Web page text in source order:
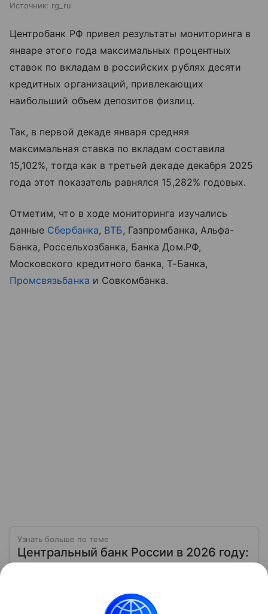
Источник: rg_ru
Центробанк РФ привел результаты мониторинга в
январе этого года максимальных процентных
ставок по вкладам в российских рублях десяти
кредитных организаций, привлекающих
наибольший объем депозитов физлиц.
Так, в первой декаде января средняя
максимальная ставка по вкладам составила
15,102%, тогда как в третьей декаде декабря 2025
года этот показатель равнялся 15,282% годовых.
Отметим, что в ходе мониторинга изучались
данные Сбербанка, ВТБ, Газпромбанка, Альфа-
Банка, Россельхозбанка, Банка Дом.РФ,
Московского кредитного банка, Т-Банка,
Промсвязьбанка и Совкомбанка.
Узнать больше по теме
Центральный банк России в 2026 году:
Главное финансовое учреждение нашей страны —
Центральный банк России. Именно он определяет